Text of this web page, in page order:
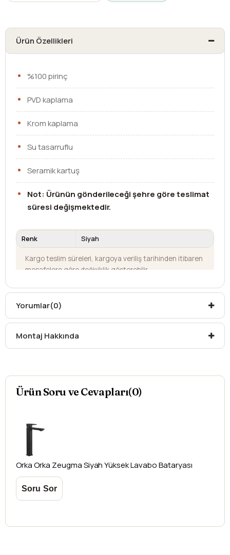
Ürün Özellikleri
%100 pirinç
PVD kaplama
Krom kaplama
Su tasarruflu
Seramik kartuş
Not: Ürünün gönderileceği şehre göre teslimat
süresi değişmektedir.
Renk Siyah
Kargo teslim süreleri, kargoya veriliş tarihinden itibaren
mesafelere göre değişiklik gösterebilir.
oluşabilecekek ücretler alıcıya aittir.
Kargonuzu teslim alırken hasarlı olabileceğini
yazdırmanız gerekmektedir.
Aksi durumlarda ürünlerin
yapılamamaktadır.
Yorumlar(0)
Montaj Hakkında
Ürün Soru ve Cevapları(0)
OrkaOrka Zeugma Siyah Yüksek Lavabo Bataryası